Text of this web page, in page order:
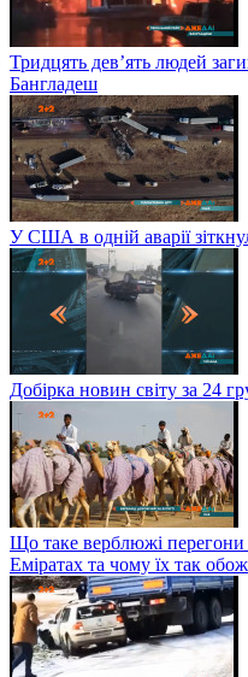
Тридцять дев’ять людей
Бангладеш
У США в одній аварії
Добірка новин світу за 24
Що таке верблюжі
Еміратах та чому їх так